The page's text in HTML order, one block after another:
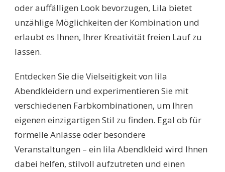
oder auffälligen Look bevorzugen, Lila bietet
unzählige Möglichkeiten der Kombination und
erlaubt es Ihnen, Ihrer Kreativität freien Lauf zu
lassen.
Entdecken Sie die Vielseitigkeit von lila
Abendkleidern und experimentieren Sie mit
verschiedenen Farbkombinationen, um Ihren
eigenen einzigartigen Stil zu finden. Egal ob für
formelle Anlässe oder besondere
Veranstaltungen – ein lila Abendkleid wird Ihnen
dabei helfen, stilvoll aufzutreten und einen